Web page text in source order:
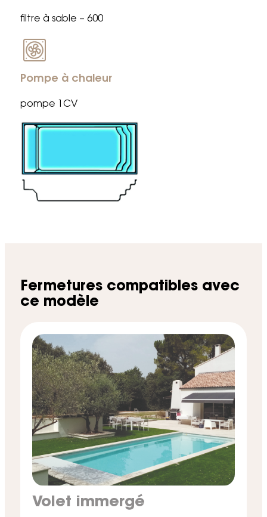
filtre à sable – 600
Pompe à chaleur
pompe 1CV
Fermetures compatibles avec
ce modèle
Volet immergé